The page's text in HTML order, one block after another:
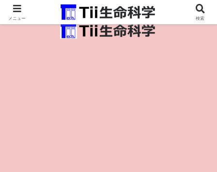
医療保健・生命・生物の情報インフラ。
メニュー 検索